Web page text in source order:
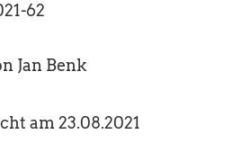
62
Jan Benk
am 23.08.2021